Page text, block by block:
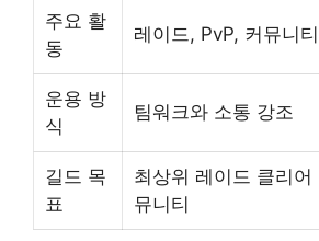
주요 활
동
레이드, PvP, 커뮤니
운용 방
식
팀워크와 소통 강조
길드 목
표
최상위 레이드 클리어
뮤니티